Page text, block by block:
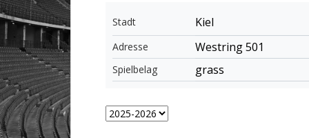
Stadt Kiel
Adresse Westring 501
Spielbelag grass